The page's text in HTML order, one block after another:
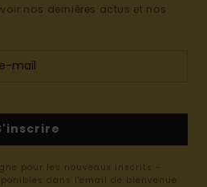
nos dernières actus et nos
pour les nouveaux inscrits -
dans l'email de bienvenue